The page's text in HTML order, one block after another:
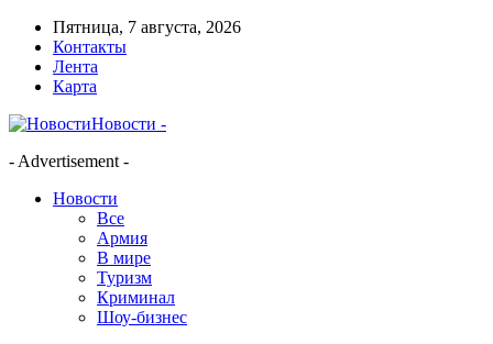
Пятница, 7 августа, 2026
Контакты
Лента
Карта
Новости -
- Advertisement -
Новости
Все
Армия
В мире
Туризм
Криминал
Шоу-бизнес